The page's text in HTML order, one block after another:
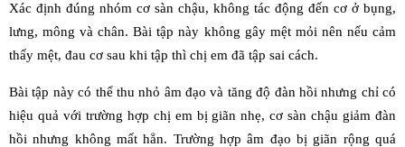
Xác định đúng nhóm cơ sàn chậu, không tác động đến cơ ở bụng,
lưng, mông và chân. Bài tập này không gây mệt mỏi nên nếu cảm
thấy mệt, đau cơ sau khi tập thì chị em đã tập sai cách.
Bài tập này có thể thu nhỏ âm đạo và tăng độ đàn hồi nhưng chỉ có
hiệu quả với trường hợp chị em bị giãn nhẹ, cơ sàn chậu giảm đàn
hồi nhưng không mất hẳn. Trường hợp âm đạo bị giãn rộng quá